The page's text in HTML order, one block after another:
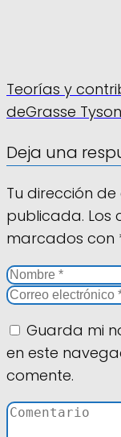
Teorías y
deGrasse Tyson
Deja una
Tu dirección
publicada. Los
marcados con
Guarda mi
en este
comente.